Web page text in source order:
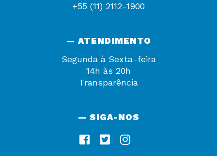
+55 (11) 2112-1900
— ATENDIMENTO
Segunda à Sexta-feira
14h às 20h
Transparência
— SIGA-NOS